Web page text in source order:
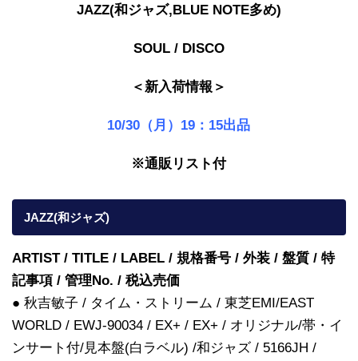
JAZZ(和ジャズ,BLUE NOTE多め)
SOUL / DISCO
＜新入荷情報＞
10/30（月） 19：15出品
※通販リスト付
JAZZ(和ジャズ)
ARTIST / TITLE / LABEL / 規格番号 / 外装 / 盤質 / 特
記事項 / 管理No. / 税込売価
● 秋吉敏子 / タイム・ストリーム / 東芝EMI/EAST
WORLD / EWJ-90034 / EX+ / EX+ / オリジナル/帯・イ
ンサート付/見本盤(白ラベル) /和ジャズ / 5166JH /